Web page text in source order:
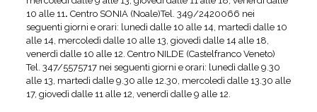
10 alle 11. Centro SONIA (Noale)Tel. 349/2420066 nei
seguenti giorni e orari: lunedì dalle 10 alle 14, martedì dalle 10
alle 14, mercoledì dalle 10 alle 13, giovedì dalle 14 alle 18,
venerdì dalle 10 alle 12. Centro NILDE (Castelfranco Veneto)
Tel. 347/5575717 nei seguenti giorni e orari: lunedì dalle 9.30
alle 13, martedì dalle 9.30 alle 12.30, mercoledì dalle 13.30 alle
17, giovedì dalle 11 alle 12, venerdì dalle 9 alle 12.